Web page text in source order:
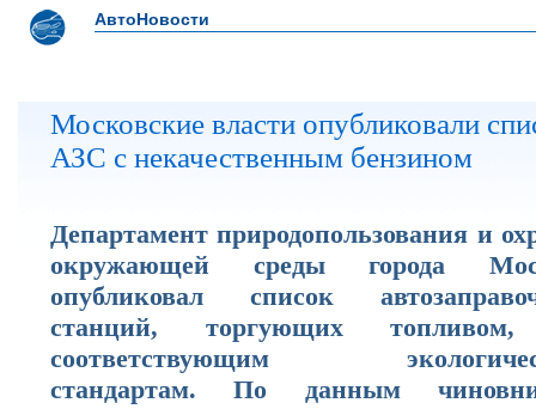
АвтоНовости
Московские власти опубликовали
АЗС с некачественным бензином
Департамент природопользования и
окружающей среды города
опубликовал список
станций, торгующих
соответствующим
стандартам. По данным